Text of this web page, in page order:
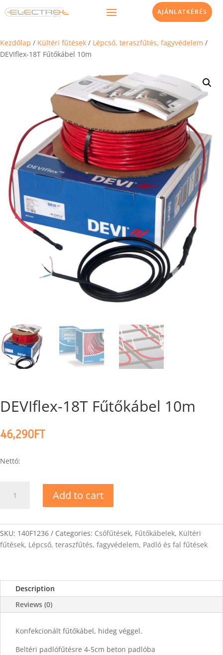
AJÁNLATKÉRÉS
Kezdőlap / Kültéri fűtések / Lépcső, teraszfűtés, fagyvédelem /
DEVIflex-18T Fűtőkábel 10m
DEVIflex-18T Fűtőkábel 10m
46,290FT
Nettó:
quantity
Add to cart
SKU: 140F1236 Categories: Csőfűtések, Fűtőkábelek, Kültéri
fűtések, Lépcső, teraszfűtés, fagyvédelem, Padló és fal fűtések
Description
Reviews (0)
Konfekcionált fűtőkábel, hideg véggel.
Beltéri padlófűtésre 4-5cm beton padlóba